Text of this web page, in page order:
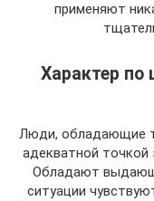
применяют
Характер по
Люди, обладающие
адекватной точкой
Обладают
ситуации